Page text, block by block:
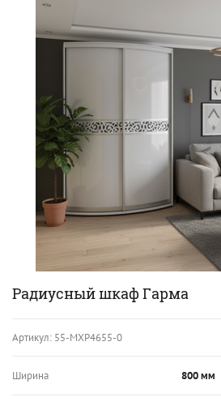
Радиусный шкаф Гарма
Артикул: 55-МХР4655-0
Ширина 800 мм